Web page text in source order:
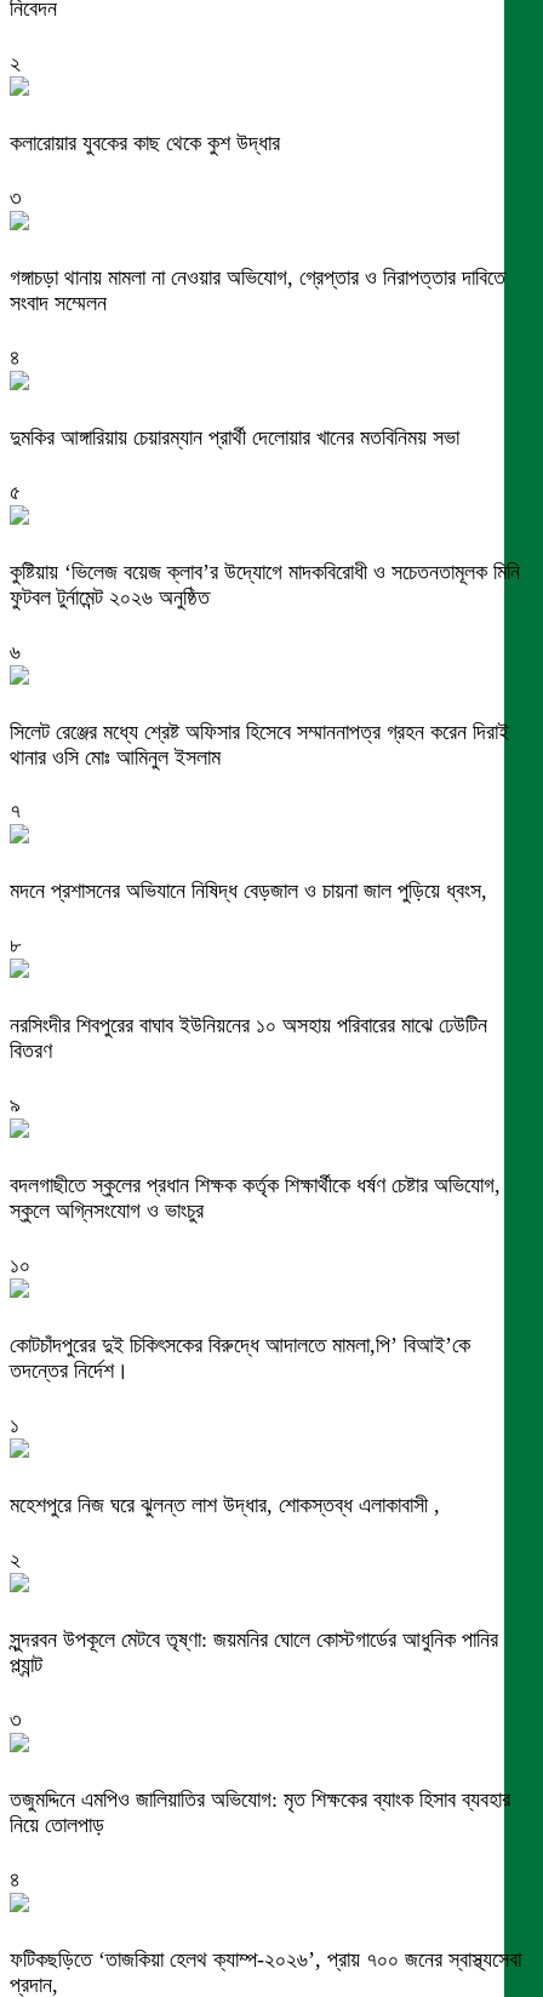
নিবেদন
২
কলারোয়ার যুবকের কাছ থেকে কুশ উদ্ধার
৩
গঙ্গাচড়া থানায় মামলা না নেওয়ার অভিযোগ, গ্রেপ্তার ও নিরাপত্তার দাবিতে
সংবাদ সম্মেলন
৪
দুমকির আঙ্গারিয়ায় চেয়ারম্যান প্রার্থী দেলোয়ার খানের মতবিনিময় সভা
৫
কুষ্টিয়ায় ‘ভিলেজ বয়েজ ক্লাব’র উদ্যোগে মাদকবিরোধী ও সচেতনতামূলক মিনি
ফুটবল টুর্নামেন্ট ২০২৬ অনুষ্ঠিত
৬
সিলেট রেঞ্জের মধ্যে শ্রেষ্ট অফিসার হিসেবে সম্মাননাপত্র গ্রহন করেন দিরাই
থানার ওসি মোঃ আমিনুল ইসলাম
৭
মদনে প্রশাসনের অভিযানে নিষিদ্ধ বেড়জাল ও চায়না জাল পুড়িয়ে ধ্বংস,
৮
নরসিংদীর শিবপুরের বাঘাব ইউনিয়নের ১০ অসহায় পরিবারের মাঝে ঢেউটিন
বিতরণ
৯
বদলগাছীতে স্কুলের প্রধান শিক্ষক কর্তৃক শিক্ষার্থীকে ধর্ষণ চেষ্টার অভিযোগ,
স্কুলে অগ্নিসংযোগ ও ভাংচুর
১০
কোটচাঁদপুরের দুই চিকিৎসকের বিরুদ্ধে আদালতে মামলা,পি’ বিআই’কে
তদন্তের নির্দেশ।
১
মহেশপুরে নিজ ঘরে ঝুলন্ত লাশ উদ্ধার, শোকস্তব্ধ এলাকাবাসী ,
২
সুন্দরবন উপকূলে মেটবে তৃষ্ণা: জয়মনির ঘোলে কোস্টগার্ডের আধুনিক পানির
প্ল্যান্ট
৩
তজুমদ্দিনে এমপিও জালিয়াতির অভিযোগ: মৃত শিক্ষকের ব্যাংক হিসাব ব্যবহার
নিয়ে তোলপাড়
৪
ফটিকছড়িতে ‘তাজকিয়া হেলথ ক্যাম্প-২০২৬’, প্রায় ৭০০ জনের স্বাস্থ্যসেবা
প্রদান,